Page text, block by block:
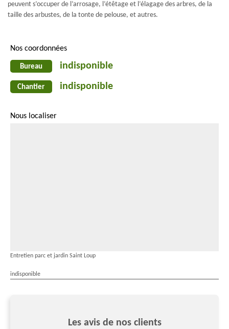
peuvent s’occuper de l’arrosage, l’étêtage et l’élagage des arbres, de la
taille des arbustes, de la tonte de pelouse, et autres.
Nos coordonnées
Bureau indisponible
Chantier indisponible
Nous localiser
Entretien parc et jardin Saint Loup
indisponible
Les avis de nos clients